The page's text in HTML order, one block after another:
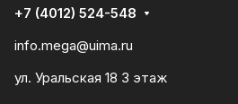
+7 (4012) 524-548
info.mega@uima.ru
ул. Уральская 18 3 этаж